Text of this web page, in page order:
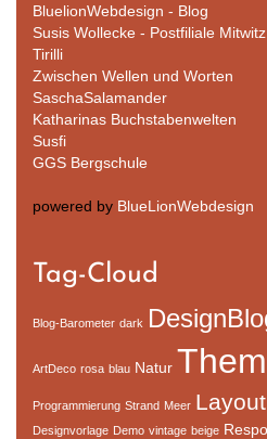
BluelionWebdesign - Blog
Susis Wollecke - Postfiliale Mitwitz
Tirilli
Zwischen Wellen und Worten
SaschaSalamander
Katharinas Buchstabenwelten
Susfi
GGS Bergschule
powered by BlueLionWebdesign
Tag-Cloud
Blog-Barometer dark
ArtDeco rosa blau Natur
Programmierung Strand Meer Layout
Designvorlage Demo vintage beige